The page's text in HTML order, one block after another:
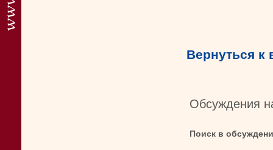
Вернуться к
Обсуждения
Поиск в